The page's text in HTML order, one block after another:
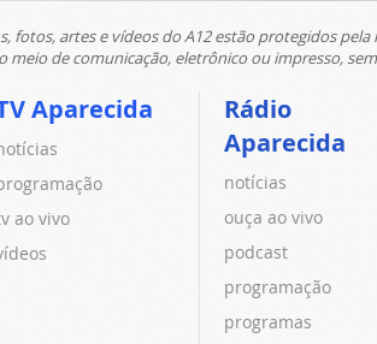
fotos, artes e vídeos do A12 estão protegidos
de comunicação, eletrônico ou impresso,
Aparecida
ao vivo
Rádio
Aparecida
notícias
ouça ao vivo
podcast
programação
programas